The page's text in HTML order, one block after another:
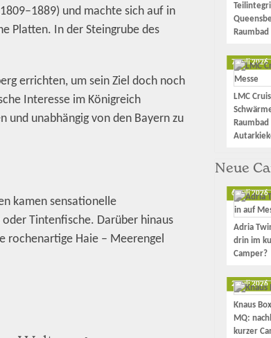
und machte sich auf in
Platten. In der Steingrube des
errichten, um sein Ziel doch noch
Interesse im Königreich
unabhängig von den Bayern zu
kamen sensationelle
Tintenfische. Darüber hinaus
rochenartige Haie – Meerengel
Raumbad
7. Juli 2026
LMC
Raumbad
Neue
6. Juli 2026
Adria
drin im
Camper?
2. Juli 2026
Knaus
MQ:
kurzer